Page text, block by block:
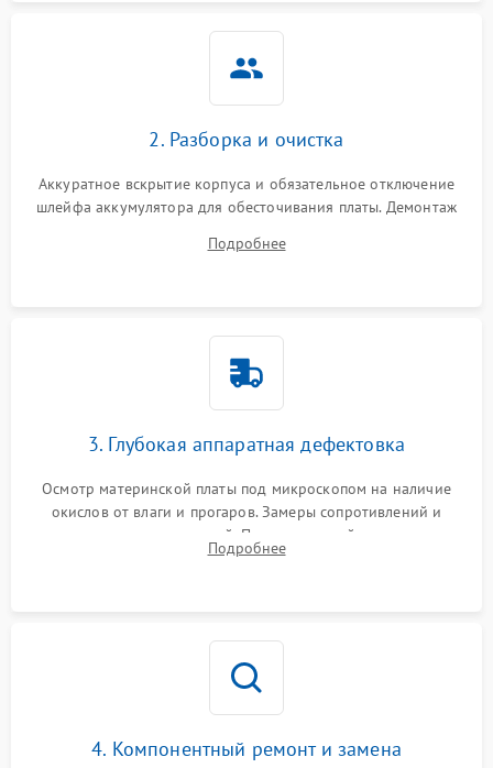
2. Разборка и очистка
Аккуратное вскрытие корпуса и обязательное отключение
шлейфа аккумулятора для обесточивания платы. Демонтаж
высохшей термопасты с кристаллов чипов.
Подробнее
3. Глубокая аппаратная дефектовка
Осмотр материнской платы под микроскопом на наличие
окислов от влаги и прогаров. Замеры сопротивлений и
дежурных напряжений. Проверка цепей питания,
мультиконтроллера, процессора и видеочипа.
Подробнее
4. Компонентный ремонт и замена